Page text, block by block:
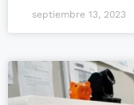
septiembre 13, 2023